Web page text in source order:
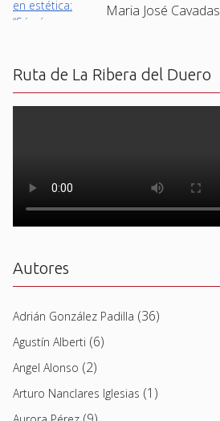
Maria José Cavadas
Ruta de La Ribera del Duero
Autores
Adrián González Padilla (36)
Agustín Alberti (6)
Angel Alonso (2)
Arturo Nanclares Iglesias (1)